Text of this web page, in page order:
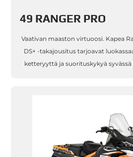
49 RANGER PRO
Vaativan maaston virtuoosi. Kapea
DS+ -takajousitus tarjoavat
ketteryyttä ja suorituskykyä